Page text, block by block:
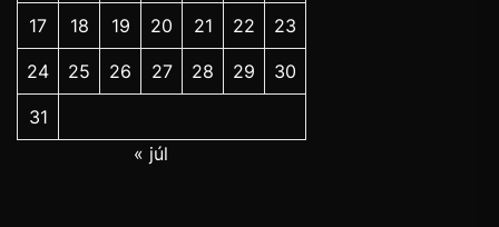
17 18 19 20 21 22 23
24 25 26 27 28 29 30
31
« júl